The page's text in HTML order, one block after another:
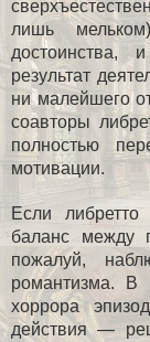
лишь
достоинства,
результат
ни малейшего
соавторы
полностью
мотивации.
Если либретто
баланс между
пожалуй,
романтизма. В
хоррора
действия —